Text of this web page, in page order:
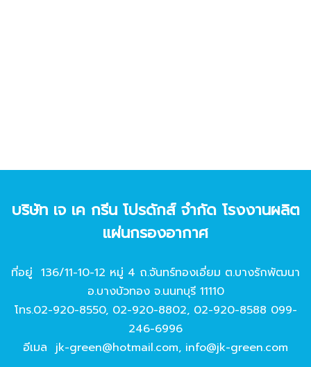
บริษัท เจ เค กรีน โปรดักส์ จํากัด โรงงานผลิต
แผ่นกรองอากาศ
ที่อยู่ 136/11-10-12 หมู่ 4 ถ.จันทร์ทองเอี่ยม ต.บางรักพัฒนา
อ.บางบัวทอง จ.นนทบุรี 11110
โทร.02-920-8550, 02-920-8802, 02-920-8588 099-
246-6996
อีเมล jk-green@hotmail.com, info@jk-green.com